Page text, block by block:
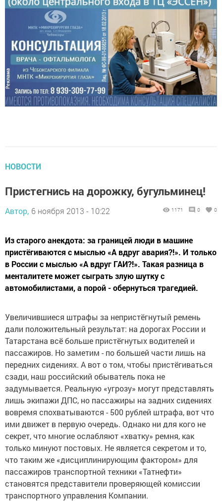
НОВОСТИ
Пристегнись на дорожку, бугульминец!
Автор, 6 ноября 2013 - 10:22 1171 0 0
Из старого анекдота: за границей люди в машине
пристёгиваются с мыслью «А вдруг авария?!». И только
в России с мыслью «А вдруг ГАИ?!». Такая разница в
менталитете может сыграть злую шутку с
автомобилистами, а порой - обернуться трагедией.
Увеличившиеся штрафы за непристёгнутый ремень
дали положительный результат: на дорогах России и
Татарстана всё больше пристёгнутых водителей и
пассажиров. Но заметим - по большей части лишь на
передних сидениях. А вот о том, чтобы пристёгиваться
сзади, наш российский обыватель пока не
задумывается. Реальную «угрозу» могут представлять
лишь экипажи ДПС, но пассажиры на задних сидениях
вовремя спохватываются - 500 рублей штрафа, вот что
ими движет в первую очередь. Однако ни для кого не
секрет, что многие ослабляют «хватку» ремня, как
только минуют постовых. Не является секретом и то,
что таким же «дисциплинирующим фактором» для
пассажиров транспортной техники «Татнефти»
становятся представители проверяющей комиссии
транспортного управления Компании.